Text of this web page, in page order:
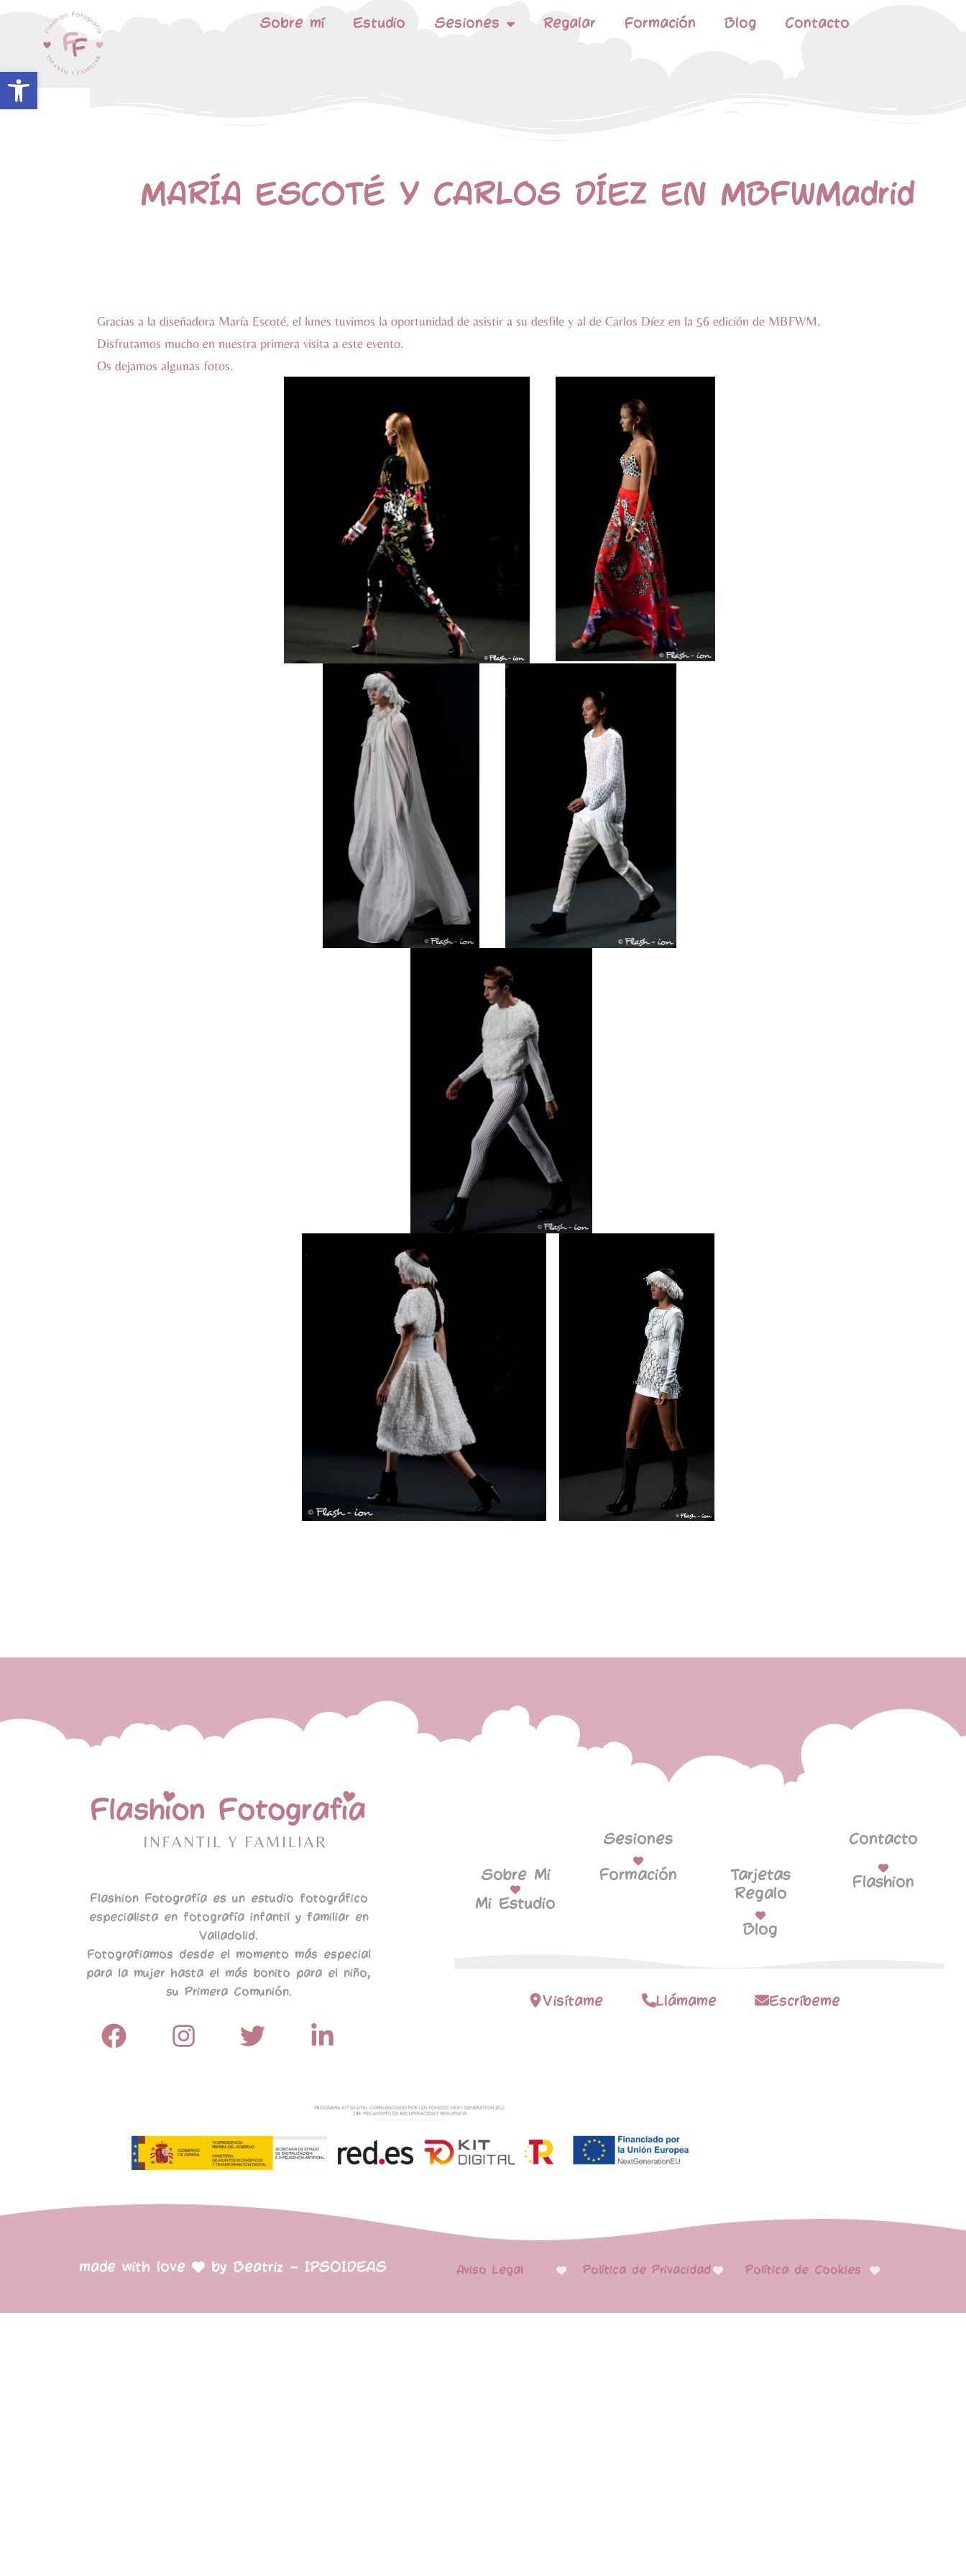
Abrir barra de herramientas
Sobre mí Estudio Sesiones Regalar Formación Blog Contacto
MARÍA ESCOTÉ Y CARLOS DÍEZ EN MBFWMadrid
Gracias a la diseñadora María Escoté, el lunes tuvimos la oportunidad de asistir a su desfile y al de Carlos Díez en la 56 edición de MBFWM.
Disfrutamos mucho en nuestra primera visita a este evento.
Os dejamos algunas fotos.
Flashion Fotografía es un estudio fotográfico
especialista en fotografía infantil y familiar en
Valladolid.
Fotografiamos desde el momento más especial
para la mujer hasta el más bonito para el niño,
su Primera Comunión.
Sobre Mi
Mi Estudio
Sesiones
Formación
Tarjetas
Regalo
Blog
Contacto
Flashion
Visítame Llámame Escríbeme
made with love by Beatriz – IPSOIDEAS Aviso Legal Política de Privacidad Política de Cookies